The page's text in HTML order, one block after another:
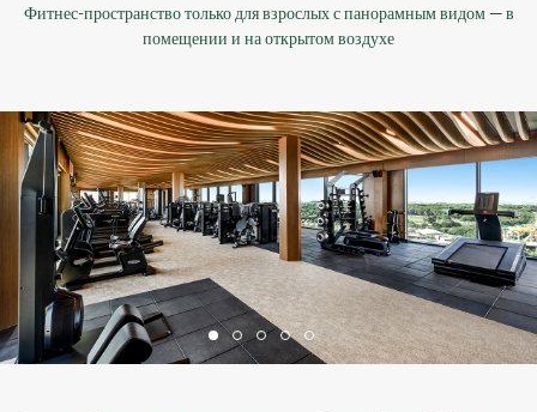
Фитнес-пространство только для взрослых с панорамным видом — в
помещении и на открытом воздухе